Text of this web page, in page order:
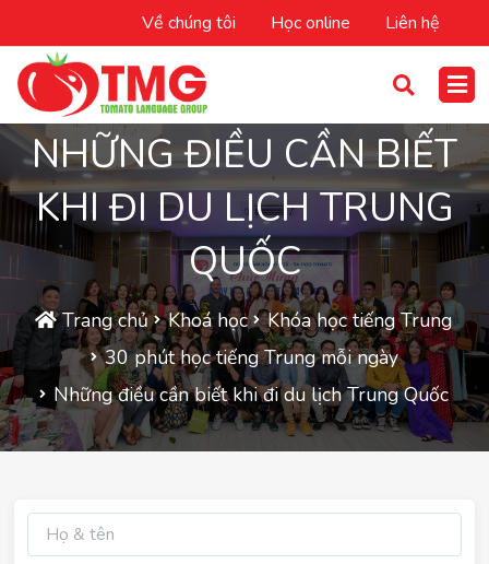
Về chúng tôi Học online Liên hệ
NHỮNG ĐIỀU CẦN BIẾT
KHI ĐI DU LỊCH TRUNG
QUỐC
Trang chủ Khoá học
Khóa học tiếng Trung
30 phút học tiếng Trung mỗi ngày
Những điều cần biết khi đi du lịch Trung Quốc